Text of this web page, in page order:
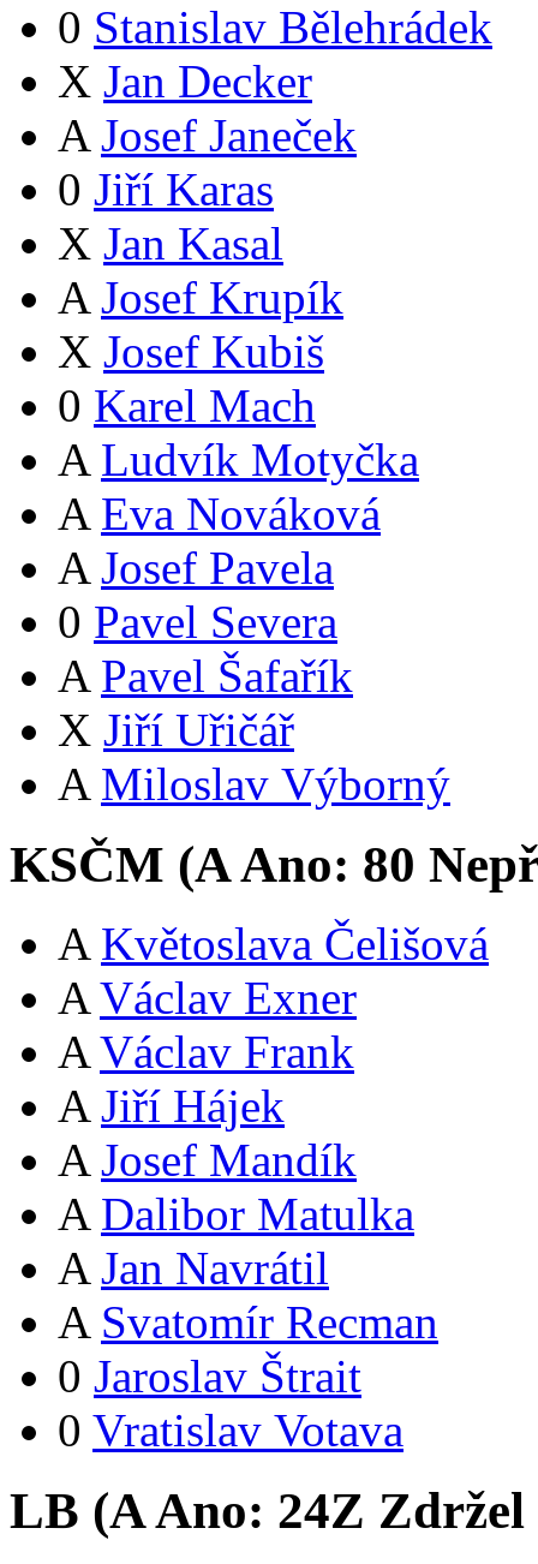
0 Stanislav Bělehrádek
X Jan Decker
A Josef Janeček
0 Jiří Karas
X Jan Kasal
A Josef Krupík
X Josef Kubiš
0 Karel Mach
A Ludvík Motyčka
A Eva Nováková
A Josef Pavela
0 Pavel Severa
A Pavel Šafařík
X Jiří Uřičář
A Miloslav Výborný
KSČM (AAno: 80
A Květoslava Čelišová
A Václav Exner
A Václav Frank
A Jiří Hájek
A Josef Mandík
A Dalibor Matulka
A Jan Navrátil
A Svatomír Recman
0 Jaroslav Štrait
0 Vratislav Votava
LB (AAno: 24Z